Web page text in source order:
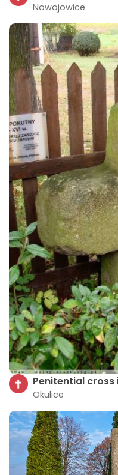
Nowojowice
Penitential cross
Okulice